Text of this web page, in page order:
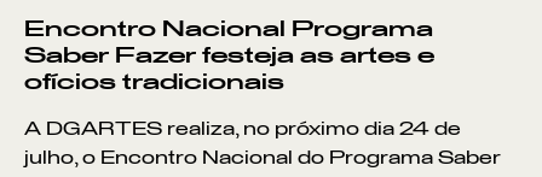
Encontro Nacional Programa
Saber Fazer festeja as artes e
ofícios tradicionais
A DGARTES realiza, no próximo dia 24 de
julho, o Encontro Nacional do Programa Saber